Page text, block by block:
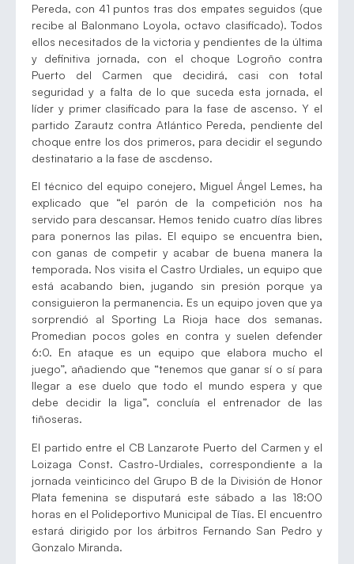
Pereda, con 41 puntos tras dos empates seguidos (que
recibe al Balonmano Loyola, octavo clasificado). Todos
ellos necesitados de la victoria y pendientes de la última
y definitiva jornada, con el choque Logroño contra
Puerto del Carmen que decidirá, casi con total
seguridad y a falta de lo que suceda esta jornada, el
líder y primer clasificado para la fase de ascenso. Y el
partido Zarautz contra Atlántico Pereda, pendiente del
choque entre los dos primeros, para decidir el segundo
destinatario a la fase de ascdenso.
El técnico del equipo conejero, Miguel Ángel Lemes, ha
explicado que “el parón de la competición nos ha
servido para descansar. Hemos tenido cuatro días libres
para ponernos las pilas. El equipo se encuentra bien,
con ganas de competir y acabar de buena manera la
temporada. Nos visita el Castro Urdiales, un equipo que
está acabando bien, jugando sin presión porque ya
consiguieron la permanencia. Es un equipo joven que ya
sorprendió al Sporting La Rioja hace dos semanas.
Promedian pocos goles en contra y suelen defender
6:0. En ataque es un equipo que elabora mucho el
juego”, añadiendo que “tenemos que ganar sí o sí para
llegar a ese duelo que todo el mundo espera y que
debe decidir la liga”, concluía el entrenador de las
tiñoseras.
El partido entre el CB Lanzarote Puerto del Carmen y el
Loizaga Const. Castro-Urdiales, correspondiente a la
jornada veinticinco del Grupo B de la División de Honor
Plata femenina se disputará este sábado a las 18:00
horas en el Polideportivo Municipal de Tías. El encuentro
estará dirigido por los árbitros Fernando San Pedro y
Gonzalo Miranda.